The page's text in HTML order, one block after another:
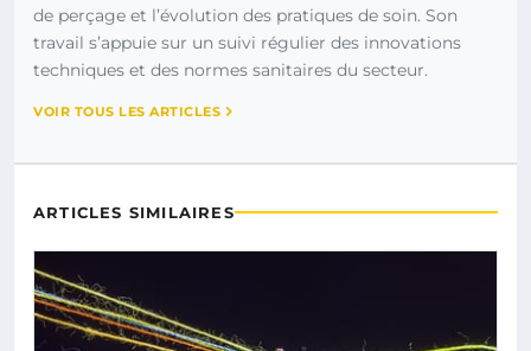
de perçage et l’évolution des pratiques de soin. Son
travail s’appuie sur un suivi régulier des innovations
techniques et des normes sanitaires du secteur.
VOIR TOUS LES ARTICLES
ARTICLES SIMILAIRES